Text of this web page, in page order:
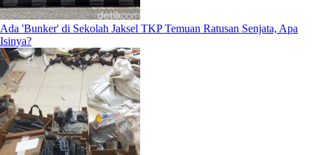
Ada 'Bunker' di Sekolah Jaksel TKP Temuan Ratusan Senjata, Apa
Isinya?